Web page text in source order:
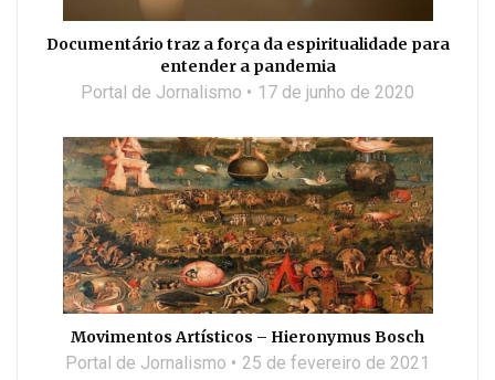
Documentário traz a força da espiritualidade para
entender a pandemia
Portal de Jornalismo 17 de junho de 2020
Movimentos Artísticos – Hieronymus Bosch
Portal de Jornalismo 25 de fevereiro de 2021